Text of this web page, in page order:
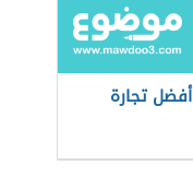
أفضل تجارة